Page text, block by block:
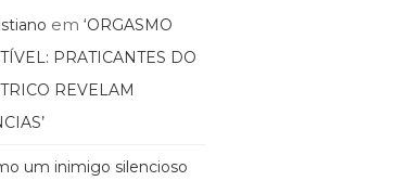
em ‘ORGASMO
PRATICANTES DO
REVELAM
um inimigo silencioso